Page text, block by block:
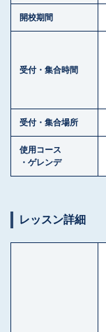
開校期間
受付・集合時間
受付・集合場所
使用コース
・ゲレンデ
レッスン詳細